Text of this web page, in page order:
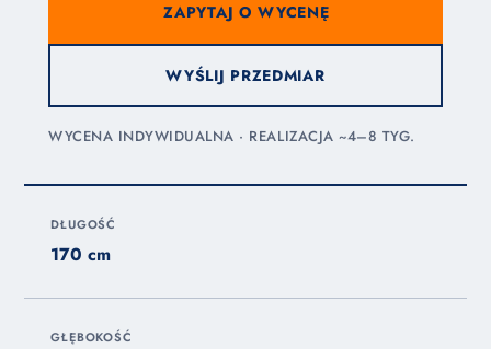
ZAPYTAJ O WYCENĘ
WYŚLIJ PRZEDMIAR
WYCENA INDYWIDUALNA · REALIZACJA ~4–8 TYG.
DŁUGOŚĆ
170 cm
GŁĘBOKOŚĆ